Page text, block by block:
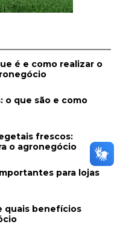
é e como realizar o
o que são e como
frescos:
o agronegócio
para lojas
quais benefícios